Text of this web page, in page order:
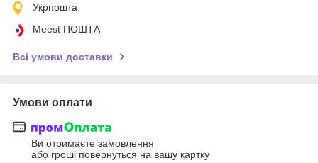
Укрпошта
Meest ПОШТА
Всі умови доставки
Умови оплати
Ви отримаєте замовлення
або гроші повернуться на вашу картку